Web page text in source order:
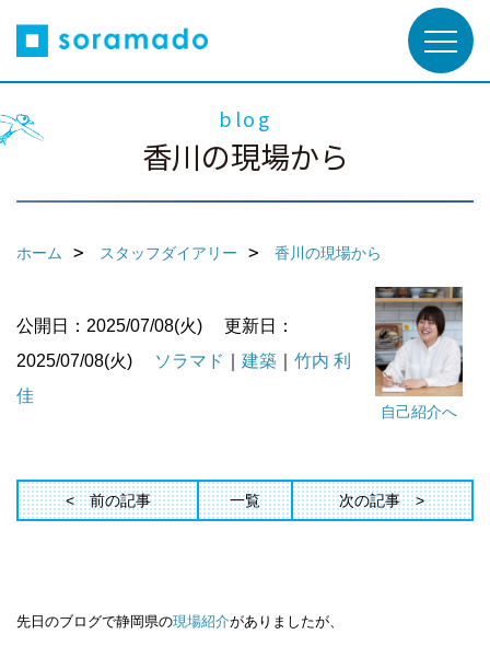
blog
香川の現場から
ホーム スタッフダイアリー 香川の現場から
自己紹介へ
公開日：2025/07/08(火)
更新日：
2025/07/08(火)
ソラマド 建築
竹内 利
佳
前の記事 一覧 次の記事
先日のブログで静岡県の現場紹介がありましたが、